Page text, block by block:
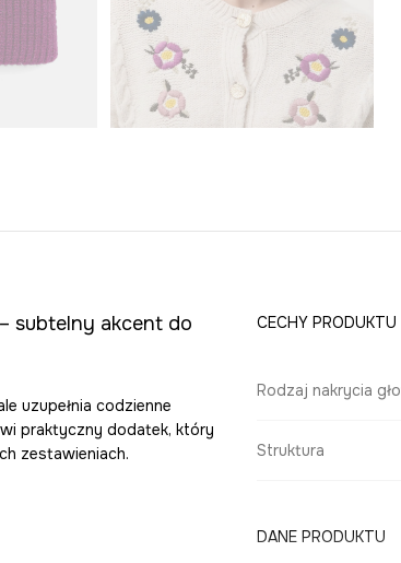
subtelny akcent do
uzupełnia codzienne
praktyczny dodatek, który
zestawieniach.
CECHY PRODUKTU
Rodzaj nakrycia
Struktura
DANE PRODUKTU